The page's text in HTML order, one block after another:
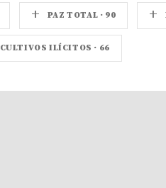
+ PAZ TOTAL · 90 +
CULTIVOS ILÍCITOS · 66